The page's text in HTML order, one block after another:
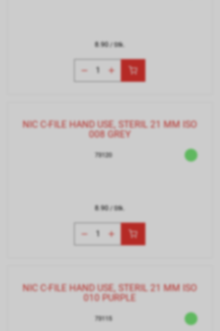
8.90/ Stk.
NIC C-FILE HAND USE, STERIL 21 MM ISO
008 GREY
73120
8.90/ Stk.
NIC C-FILE HAND USE, STERIL 21 MM ISO
010 PURPLE
73115